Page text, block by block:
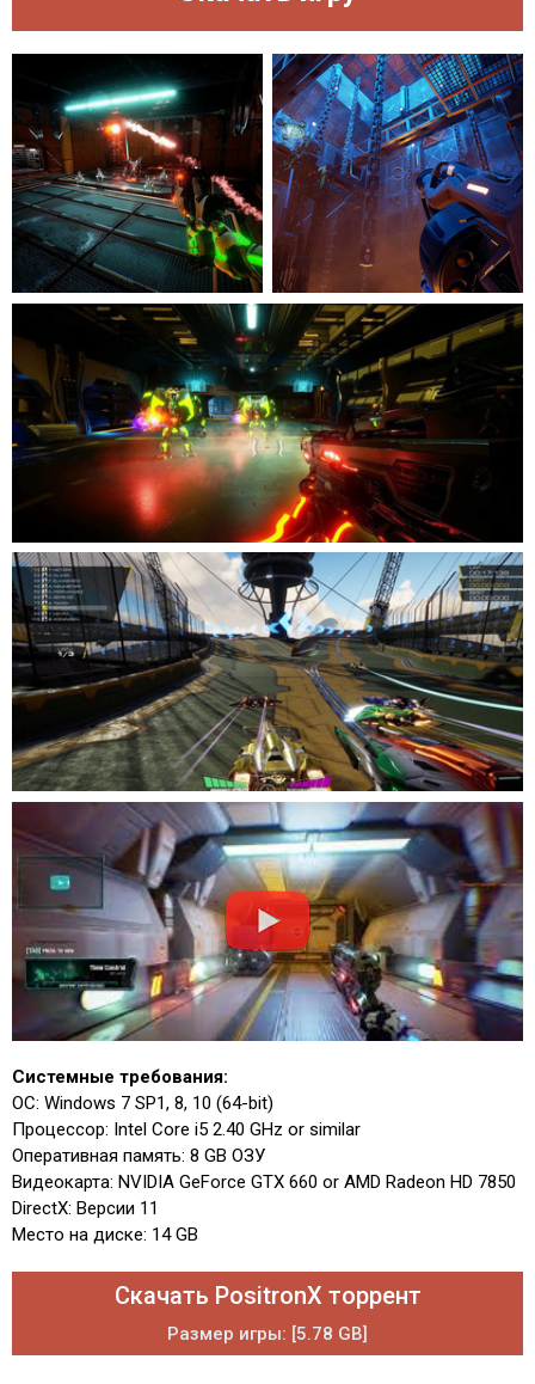
Системные требования:
ОС: Windows 7 SP1, 8, 10 (64-bit)
Процессор: Intel Core i5 2.40 GHz or similar
Оперативная память: 8 GB ОЗУ
Видеокарта: NVIDIA GeForce GTX 660 or AMD Radeon HD 7850
DirectX: Версии 11
Место на диске: 14 GB
Скачать PositronX торрент
Размер игры: [5.78 GB]